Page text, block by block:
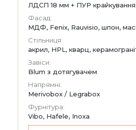
ЛДСП 18 мм + ПУР крайкування
Фасад:
МДФ, Fenix, Rauvisio, шпон,
Стільниця:
акрил, HPL, кварц,
Завіси:
Blum з дотягувачем
Напрямні:
Merivobox / Legrabox
Фурнітура:
Vibo, Hafele, Inoxa